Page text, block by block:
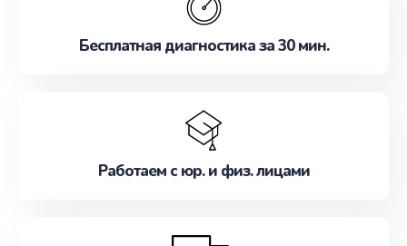
Бесплатная диагностика за 30 мин.
Работаем с юр. и физ. лицами